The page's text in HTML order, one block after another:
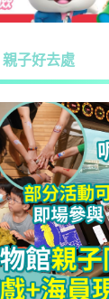
親子好去處